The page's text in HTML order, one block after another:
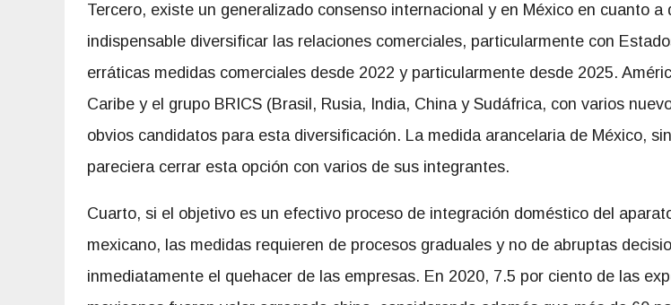
Tercero, existe un generalizado consenso internacional y en México en cuanto a
indispensable diversificar las relaciones comerciales, particularmente con
erráticas medidas comerciales desde 2022 y particularmente desde 2025.
Caribe y el grupo BRICS (Brasil, Rusia, India, China y Sudáfrica, con varios
obvios candidatos para esta diversificación. La medida arancelaria de México,
pareciera cerrar esta opción con varios de sus integrantes.
Cuarto, si el objetivo es un efectivo proceso de integración doméstico del
mexicano, las medidas requieren de procesos graduales y no de abruptas
inmediatamente el quehacer de las empresas. En 2020, 7.5 por ciento de las